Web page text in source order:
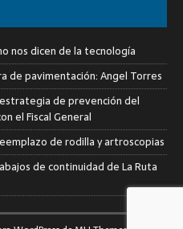
nos dicen de la tecnología
de pavimentación: Angel Torres
de prevención del
el Fiscal General
de rodilla y artroscopias
de continuidad de La Ruta